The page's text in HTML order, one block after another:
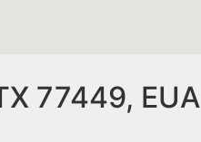
77449, EUA